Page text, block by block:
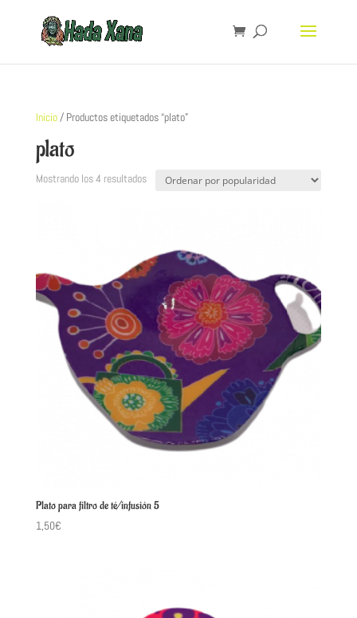
Inicio/ Productos etiquetados “plato”
plato
Mostrando los 4 resultados
Plato para filtro de té/infusión 5
1,50€